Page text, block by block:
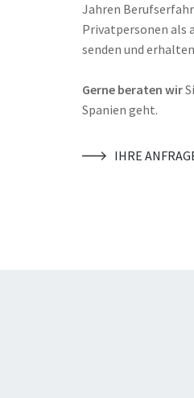
Jahren
Privatpersonen als
senden und
Gerne beraten wir
Spanien geht.
IHRE